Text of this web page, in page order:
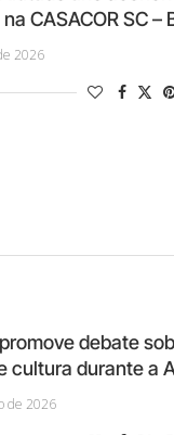
CASACOR SC –
2026
debate
cultura durante a
de 2026